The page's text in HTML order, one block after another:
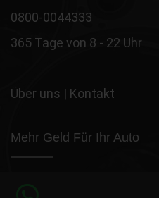
0800-0044333
365 Tage von 8 - 22 Uhr
Über uns | Kontakt
Mehr Geld Für Ihr Auto